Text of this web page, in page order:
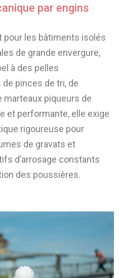
par engins
pour les bâtiments isolés
de grande envergure,
à des pelles
pinces de tri, de
marteaux piqueurs de
et performante, elle exige
rigoureuse pour
de gravats et
d’arrosage constants
des poussières.